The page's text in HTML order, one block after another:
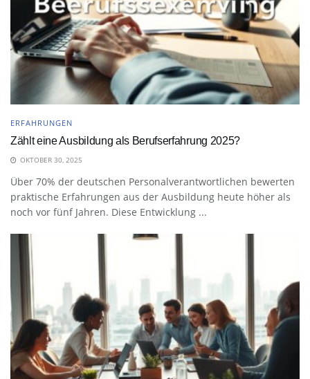
ERFAHRUNGEN
Zählt eine Ausbildung als Berufserfahrung 2025?
OKTOBER 30, 2025
Über 70% der deutschen Personalverantwortlichen bewerten
praktische Erfahrungen aus der Ausbildung heute höher als
noch vor fünf Jahren. Diese Entwicklung ...